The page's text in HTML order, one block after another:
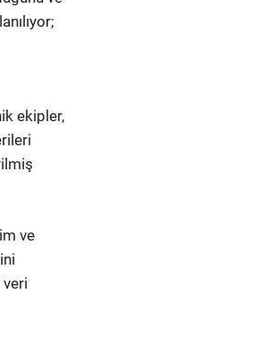
ekipler,
ve